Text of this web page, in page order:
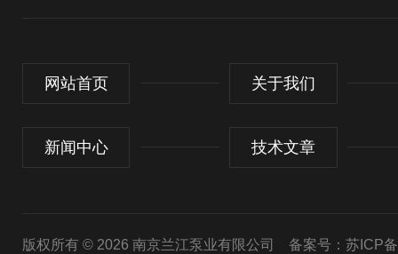
网站首页 关于我们
新闻中心 技术文章
版权所有 © 2026 南京兰江泵业有限公司 备案号：苏ICP